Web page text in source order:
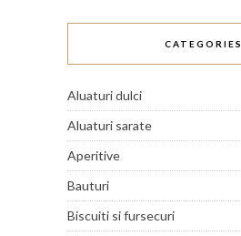
CATEGORIES
Aluaturi dulci
Aluaturi sarate
Aperitive
Bauturi
Biscuiti si fursecuri